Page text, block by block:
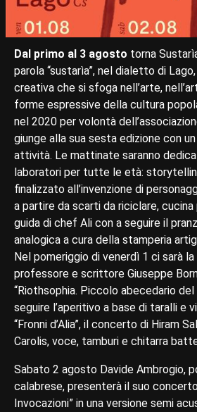
Dal primo al 3 agosto torna
parola “sustarìa”, nel dialetto di
creativa che si sfoga nell’arte,
forme espressive della cultura
nel 2020 per volontà
giunge alla sua sesta edizione con
attività. Le mattinate saranno
laboratori per tutte le età:
finalizzato all’invenzione di
a partire da scarti da riciclare,
guida di chef Ali con a seguire il
analogica a cura della stamperia
Nel pomeriggio di venerdì 1 ci sarà
professore e scrittore Giuseppe
“Riothsophia. Piccolo abecedario del
seguire l’aperitivo a base di taralli e
“Fronni d’Alia”, il concerto di Hiram
Carolis, voce, tamburi e chitarra
Sabato 2 agosto Davide Ambrogio,
calabrese, presenterà il suo
Invocazioni” in una versione semi